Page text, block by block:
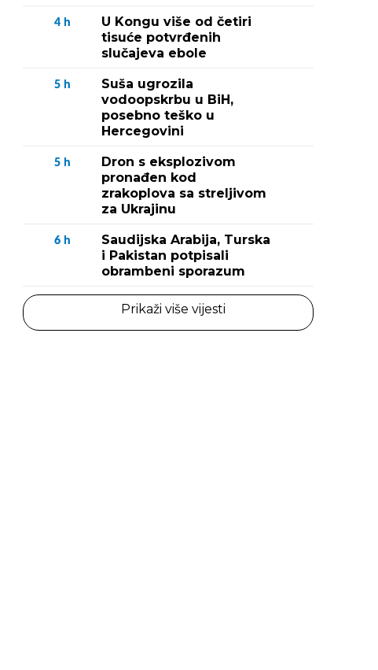
4 h
U Kongu više od četiri
tisuće potvrđenih
slučajeva ebole
5 h
Suša ugrozila
vodoopskrbu u BiH,
posebno teško u
Hercegovini
5 h
Dron s eksplozivom
pronađen kod
zrakoplova sa streljivom
za Ukrajinu
6 h
Saudijska Arabija, Turska
i Pakistan potpisali
obrambeni sporazum
Prikaži više vijesti